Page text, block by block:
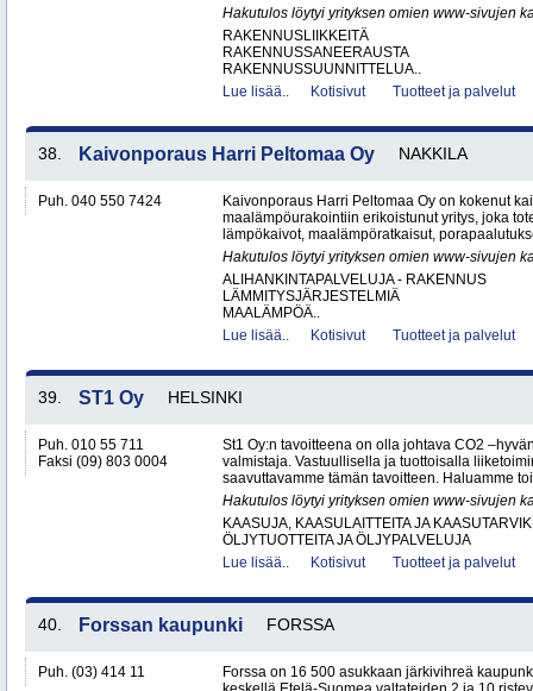
Hakutulos löytyi yrityksen omien www-sivujen
RAKENNUSLIIKKEITÄ
RAKENNUSSANEERAUSTA
RAKENNUSSUUNNITTELUA..
Lue lisää..
Kotisivut Tuotteet ja palvelut
38. Kaivonporaus Harri Peltomaa Oy NAKKILA
Puh. 040 550 7424
Kaivonporaus Harri Peltomaa Oy on kokenut
maalämpöurakointiin erikoistunut yritys, joka
lämpökaivot, maalämpöratkaisut,
Hakutulos löytyi yrityksen omien www-sivujen
ALIHANKINTAPALVELUJA - RAKENNUS
LÄMMITYSJÄRJESTELMIÄ
MAALÄMPÖÄ..
Lue lisää..
Kotisivut Tuotteet ja palvelut
39. ST1 Oy HELSINKI
Puh. 010 55 711
Faksi (09) 803 0004
St1 Oy:n tavoitteena on olla johtava CO2
valmistaja. Vastuullisella ja tuottoisalla
saavuttavamme tämän tavoitteen. Haluamme
Hakutulos löytyi yrityksen omien www-sivujen
KAASUJA, KAASULAITTEITA JA
ÖLJYTUOTTEITA JA ÖLJYPALVELUJA
Lue lisää..
Kotisivut Tuotteet ja palvelut
40. Forssan kaupunki FORSSA
Puh. (03) 414 11
Forssa on 16 500 asukkaan järkivihreä